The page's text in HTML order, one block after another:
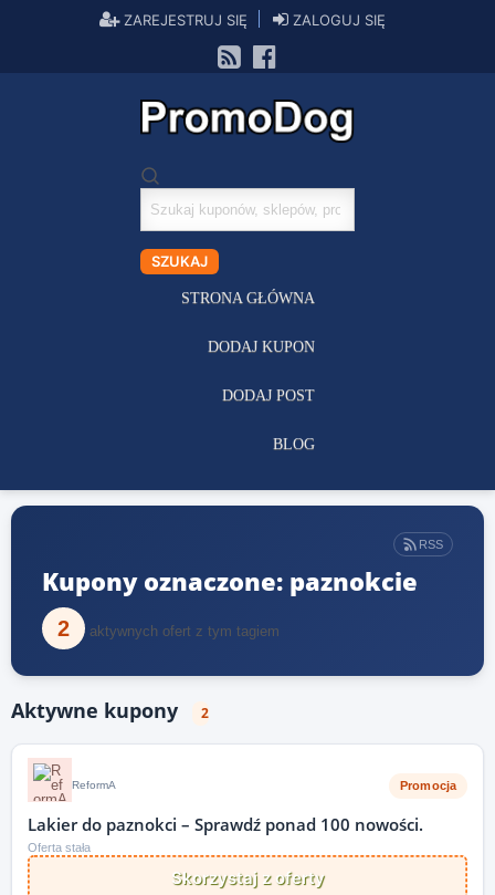
ZAREJESTRUJ SIĘ ZALOGUJ SIĘ
Szukaj
kuponów
SZUKAJ
STRONA GŁÓWNA
DODAJ KUPON
DODAJ POST
BLOG
RSS
Kupony oznaczone: paznokcie
2 aktywnych ofert z tym tagiem
Aktywne kupony 2
ReformA Promocja
Lakier do paznokci – Sprawdź ponad 100 nowości.
Oferta stała
Skorzystaj z oferty